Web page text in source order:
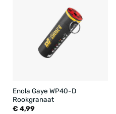
Enola Gaye WP40-D
Rookgranaat
€ 4,99